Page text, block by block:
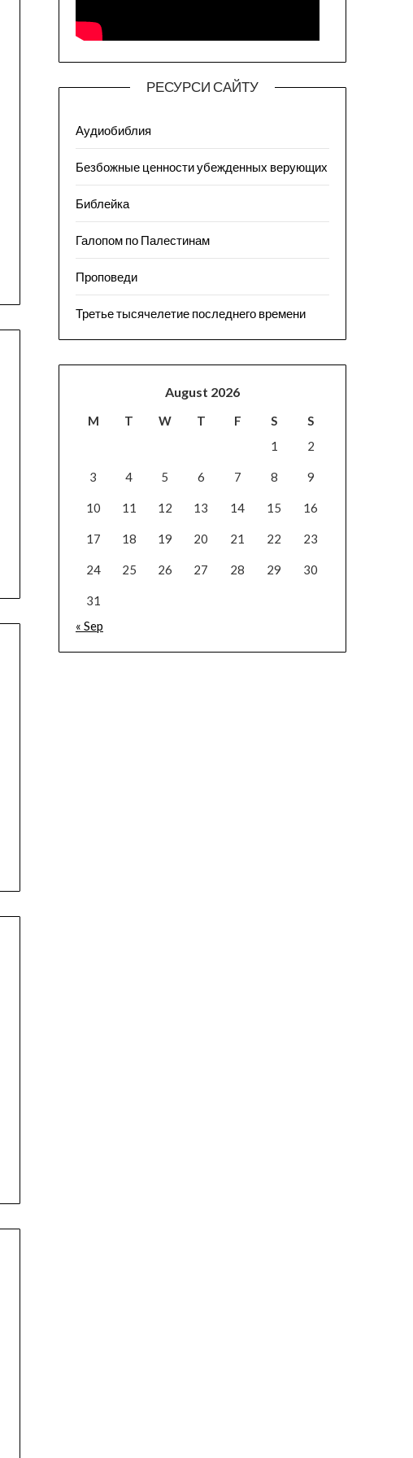
РЕСУРСИ САЙТУ
Аудиобиблия
Безбожные ценности убежденных верующих
Библейка
Галопом по Палестинам
Проповеди
Третье тысячелетие последнего времени
August 2026
M T W T F S
S
1
2
3 4 5 6 7 8 9
10 11 12 13 14 15 16
17 18 19 20 21 22 23
24 25 26 27 28 29 30
31
« Sep